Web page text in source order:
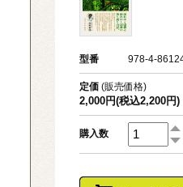
型番 978-4-
定価 (販売価格)
2,000円(税込2,200円)
購入数